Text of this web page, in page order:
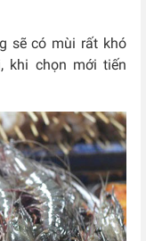
sẽ có mùi rất khó
khi chọn mới tiến